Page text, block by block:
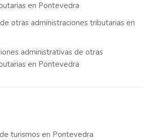
en Pontevedra
otras administraciones tributarias en
administrativas de otras
en Pontevedra
turismos en Pontevedra